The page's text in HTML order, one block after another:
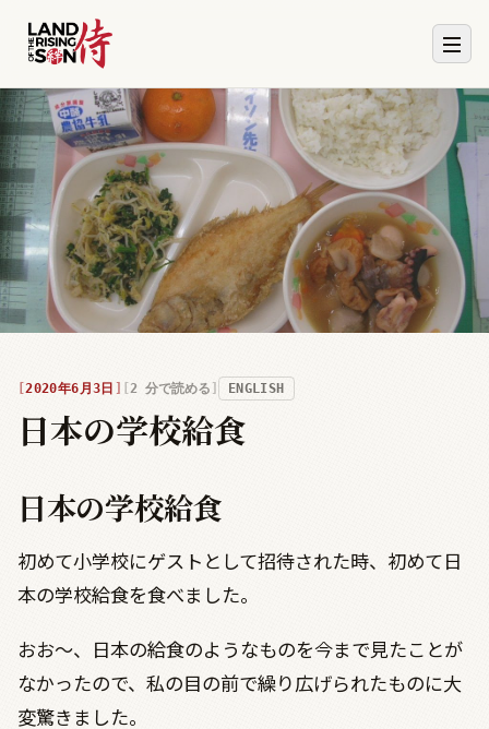
2020年6月3日 2 分で読める ENGLISH
日本の学校給食
日本の学校給食
初めて小学校にゲストとして招待された時、初めて日
本の学校給食を食べました。
おお〜、日本の給食のようなものを今まで見たことが
なかったので、私の目の前で繰り広げられたものに大
変驚きました。